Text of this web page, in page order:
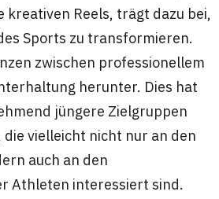
Reels, trägt dazu bei,
Sports zu transformieren.
zwischen professionellem
herunter. Dies hat
jüngere Zielgruppen
vielleicht nicht nur an den
auch an den
Athleten interessiert sind.